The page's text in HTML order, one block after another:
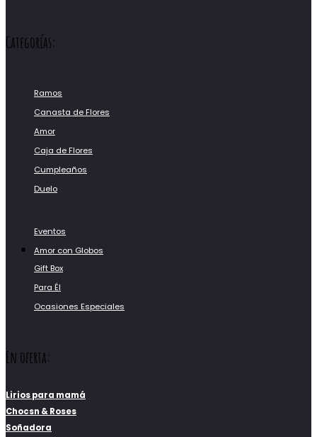
Categorías:
Ramos
Canasta de Flores
Amor
Caja de Flores
Cumpleaños
Duelo
Eventos
Amor con Globos
Gift Box
Para Él
Ocasiones Especiales
En oferta:
Lirios para mamá
Chocsn & Roses
Soñadora